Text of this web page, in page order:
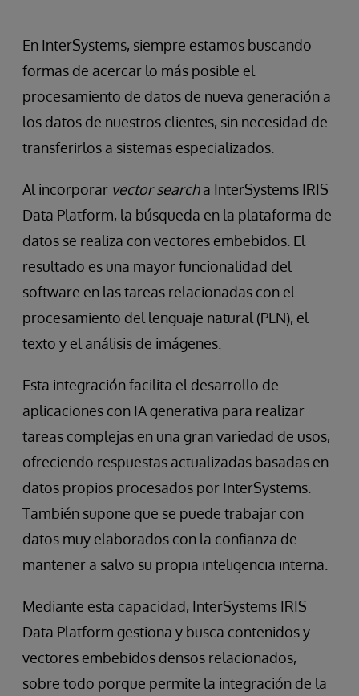
En InterSystems, siempre estamos buscando
formas de acercar lo más posible el
procesamiento de datos de nueva generación a
los datos de nuestros clientes, sin necesidad de
transferirlos a sistemas especializados.
Al incorporar vector searcha InterSystems IRIS
Data Platform, la búsqueda en la plataforma de
datos se realiza con vectores embebidos. El
resultado es una mayor funcionalidad del
software en las tareas relacionadas con el
procesamiento del lenguaje natural (PLN), el
texto y el análisis de imágenes.
Esta integración facilita el desarrollo de
aplicaciones con IA generativa para realizar
tareas complejas en una gran variedad de usos,
ofreciendo respuestas actualizadas basadas en
datos propios procesados por InterSystems.
También supone que se puede trabajar con
datos muy elaborados con la confianza de
mantener a salvo su propia inteligencia interna.
Mediante esta capacidad, InterSystems IRIS
Data Platform gestiona y busca contenidos y
vectores embebidos densos relacionados,
sobre todo porque permite la integración de la